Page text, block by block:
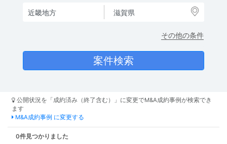
その他の条件
公開状況を「成約済み（終了含む）」に変更でM&A成約事例が検索でき
ます
M&A成約事例 に変更する
0件見つかりました